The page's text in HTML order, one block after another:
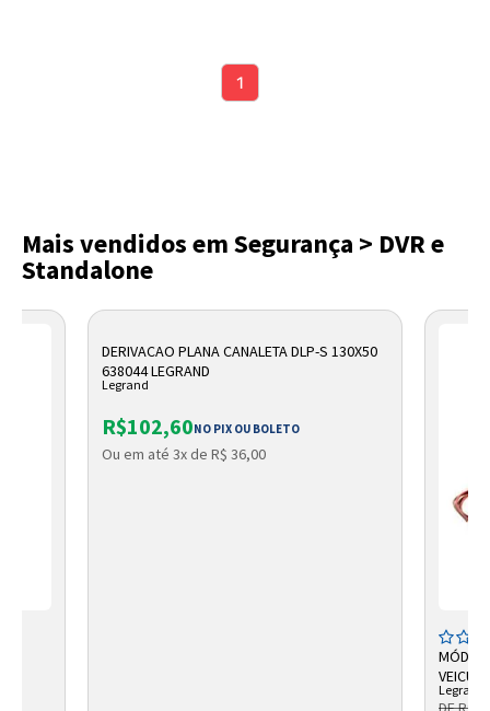
1
Mais vendidos em Segurança > DVR e
Standalone
DERIVACAO PLANA CANALETA DLP-S 130X50
638044 LEGRAND
Legrand
R$102,60NO PIX OU BOLETO
Ou em até 3x de R$ 36,00
Legrand